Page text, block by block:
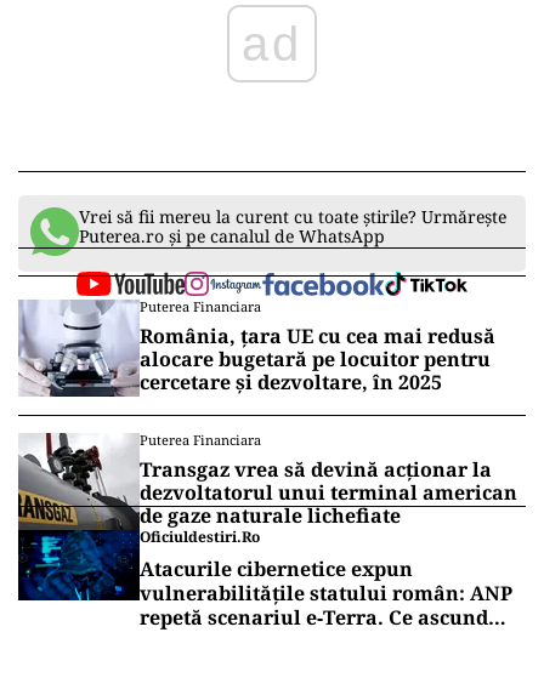
ad
Vrei să fii mereu la curent cu toate știrile? Urmărește
Puterea.ro și pe canalul de WhatsApp
Puterea Financiara
România, țara UE cu cea mai redusă
alocare bugetară pe locuitor pentru
cercetare și dezvoltare, în 2025
Puterea Financiara
Transgaz vrea să devină acționar la
dezvoltatorul unui terminal american
de gaze naturale lichefiate
Oficiuldestiri.ro
Atacurile cibernetice expun
vulnerabilitățile statului român: ANP
repetă scenariul e‑Terra. Ce ascund